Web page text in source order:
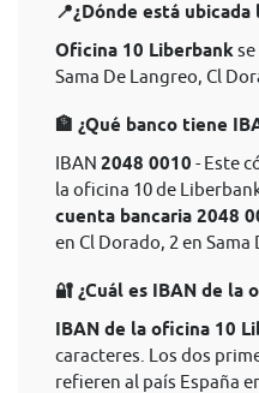
📍¿Dónde está
Oficina 10 Liberbank
Sama De Langreo, Cl
🏦 ¿Qué banco tiene
IBAN 2048 0010 - Este
la oficina 10 de
cuenta bancaria 2048
en Cl Dorado, 2 en
🔐 ¿Cuál es IBAN de la
IBAN de la oficina 10
caracteres. Los dos
refieren al país España